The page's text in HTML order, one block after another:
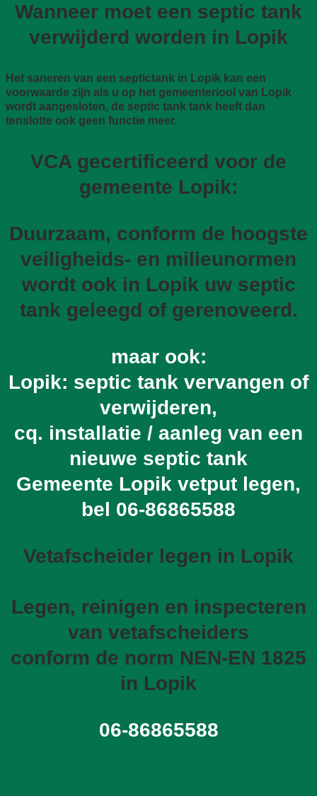
Wanneer moet een septic tank
verwijderd worden in Lopik
Het saneren van een septictank in Lopik kan een
voorwaarde zijn als u op het gemeenteriool van Lopik
wordt aangesloten, de septic tank tank heeft dan
tenslotte ook geen functie meer.
VCA gecertificeerd voor de
gemeente Lopik:
Duurzaam, conform de hoogste
veiligheids- en milieunormen
wordt ook in Lopik uw septic
tank geleegd of gerenoveerd.
maar ook:
Lopik: septic tank vervangen of
verwijderen,
cq. installatie / aanleg van een
nieuwe septic tank
Gemeente Lopik vetput legen,
bel 06-86865588
Vetafscheider legen in Lopik
Legen, reinigen en inspecteren
van vetafscheiders
conform de norm NEN-EN 1825
in Lopik
06-86865588